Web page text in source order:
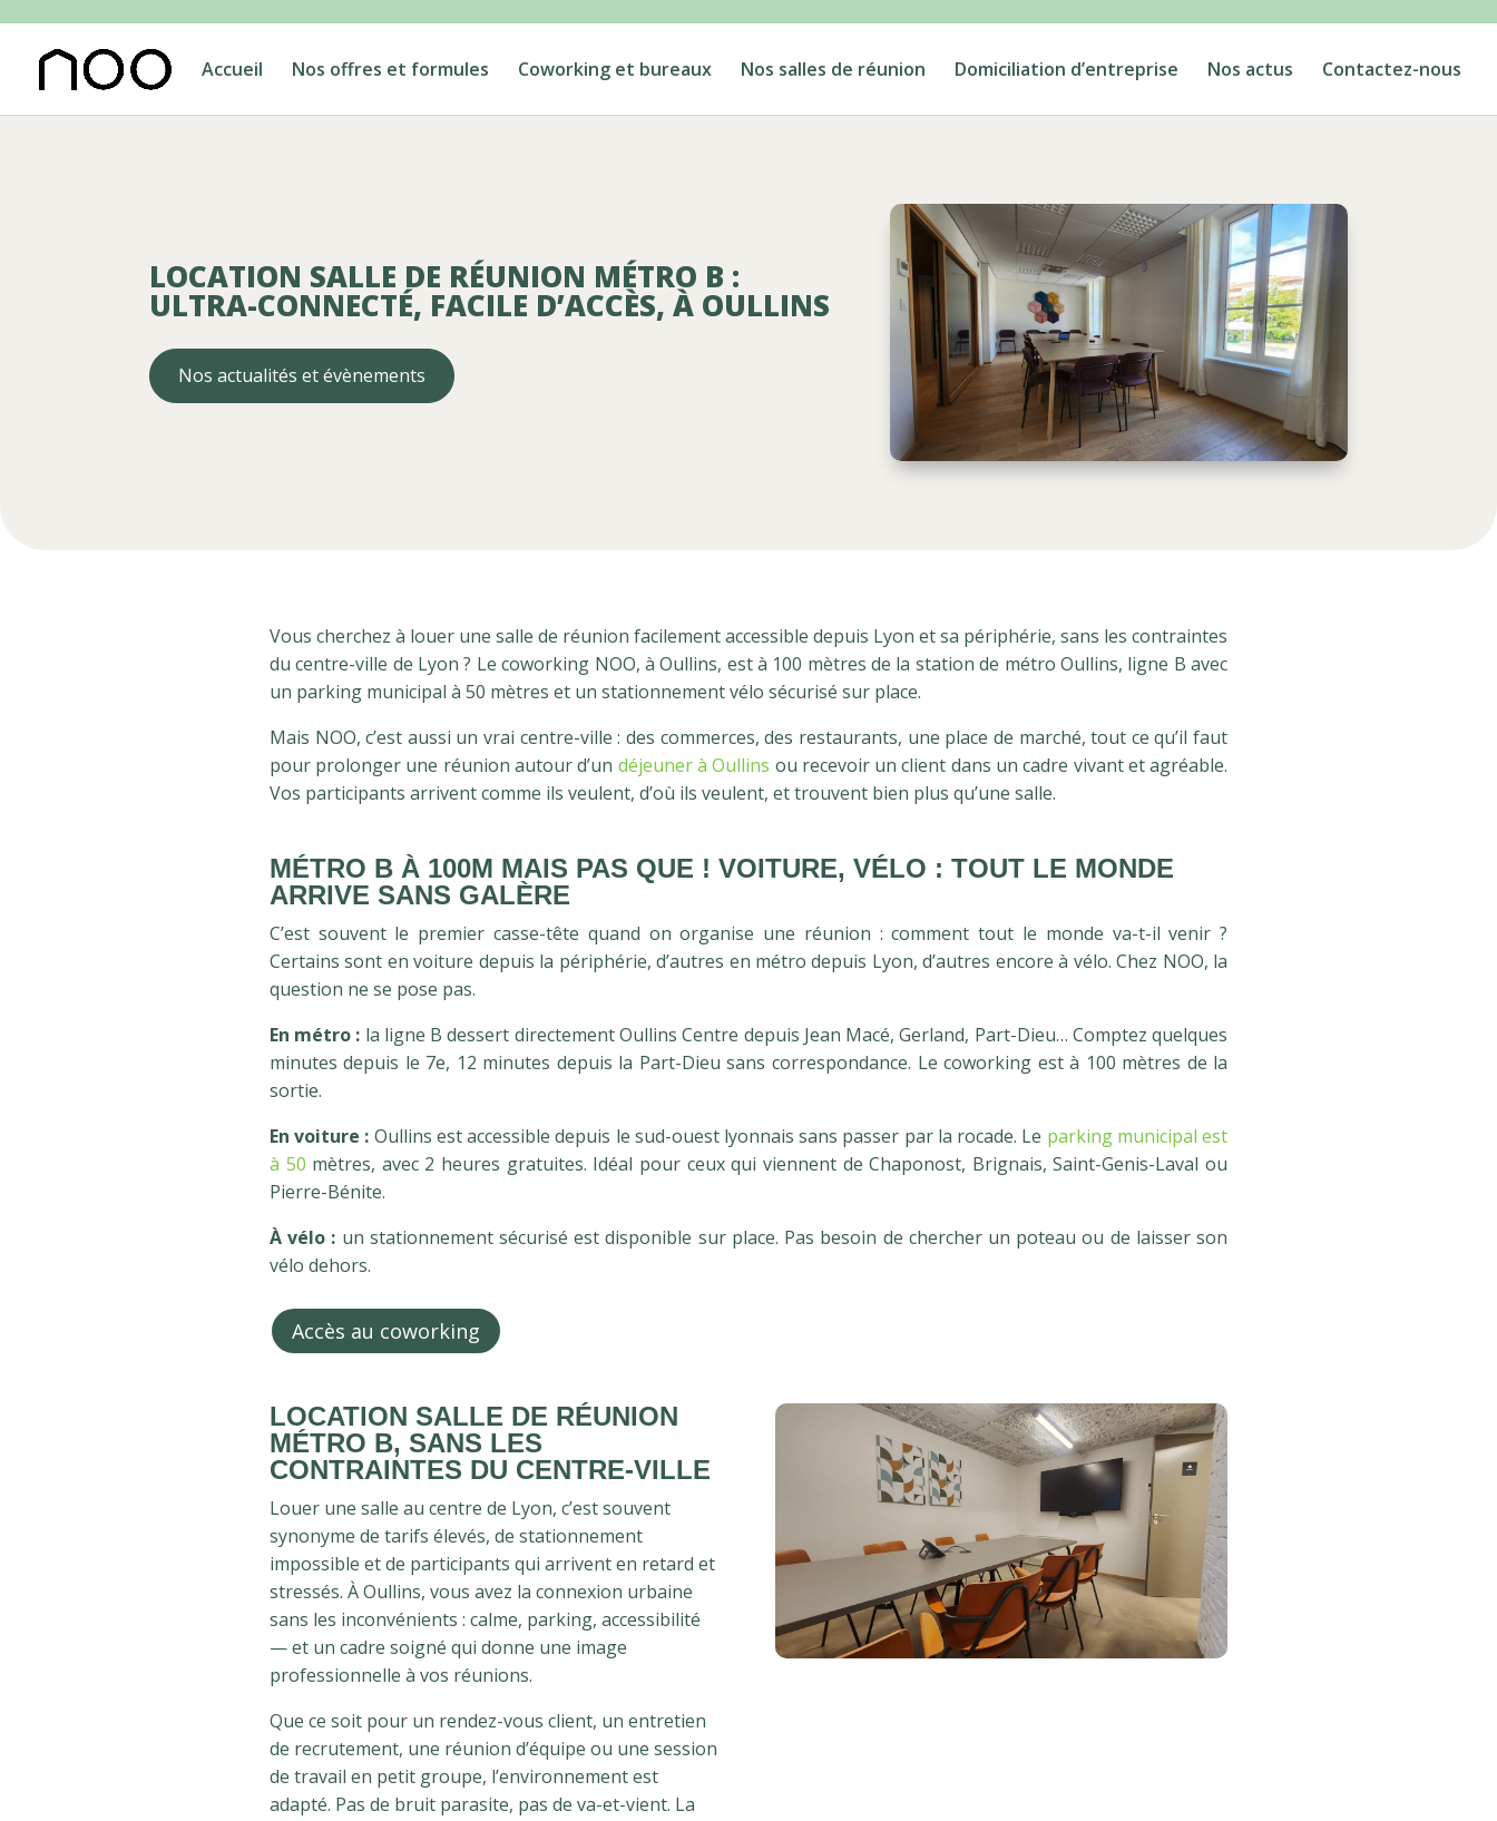
Accueil Nos offres et formules Coworking et bureaux Nos salles de réunion Domiciliation d’entreprise Nos actus Contactez-nous
LOCATION SALLE DE RÉUNION MÉTRO B :
ULTRA-CONNECTÉ, FACILE D’ACCÈS, À OULLINS
Nos actualités et évènements
Vous cherchez à louer une salle de réunion facilement accessible depuis Lyon et sa périphérie, sans les contraintes
du centre-ville de Lyon ? Le coworking NOO, à Oullins, est à 100 mètres de la station de métro Oullins, ligne B avec
un parking municipal à 50 mètres et un stationnement vélo sécurisé sur place.
Mais NOO, c’est aussi un vrai centre-ville : des commerces, des restaurants, une place de marché, tout ce qu’il faut
pour prolonger une réunion autour d’un déjeuner à Oullins ou recevoir un client dans un cadre vivant et agréable.
Vos participants arrivent comme ils veulent, d’où ils veulent, et trouvent bien plus qu’une salle.
MÉTRO B À 100M MAIS PAS QUE ! VOITURE, VÉLO : TOUT LE MONDE
ARRIVE SANS GALÈRE
C’est souvent le premier casse-tête quand on organise une réunion : comment tout le monde va-t-il venir ?
Certains sont en voiture depuis la périphérie, d’autres en métro depuis Lyon, d’autres encore à vélo. Chez NOO, la
question ne se pose pas.
En métro : la ligne B dessert directement Oullins Centre depuis Jean Macé, Gerland, Part-Dieu… Comptez quelques
minutes depuis le 7e, 12 minutes depuis la Part-Dieu sans correspondance. Le coworking est à 100 mètres de la
sortie.
En voiture : Oullins est accessible depuis le sud-ouest lyonnais sans passer par la rocade. Le parking municipal est
à 50 mètres, avec 2 heures gratuites. Idéal pour ceux qui viennent de Chaponost, Brignais, Saint-Genis-Laval ou
Pierre-Bénite.
À vélo : un stationnement sécurisé est disponible sur place. Pas besoin de chercher un poteau ou de laisser son
vélo dehors.
Accès au coworking
LOCATION SALLE DE RÉUNION
MÉTRO B, SANS LES
CONTRAINTES DU CENTRE-VILLE
Louer une salle au centre de Lyon, c’est souvent
synonyme de tarifs élevés, de stationnement
impossible et de participants qui arrivent en retard et
stressés. À Oullins, vous avez la connexion urbaine
sans les inconvénients : calme, parking, accessibilité
— et un cadre soigné qui donne une image
professionnelle à vos réunions.
Que ce soit pour un rendez-vous client, un entretien
de recrutement, une réunion d’équipe ou une session
de travail en petit groupe, l’environnement est
adapté. Pas de bruit parasite, pas de va-et-vient. La